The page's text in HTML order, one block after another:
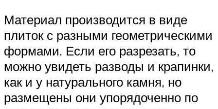
Материал производится в виде
плиток с разными геометрическими
формами. Если его разрезать, то
можно увидеть разводы и крапинки,
как и у натурального камня, но
размещены они упорядоченно по